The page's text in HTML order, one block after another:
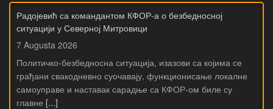
Радојевић са командантом КФОР-а о безбедносној
ситуацији у Северној Митровици
7 Augusta 2026
Политичко-безбедносна ситуација, изазови са којима се
грађани свакодневно суочавају, функционисање локалне
самоуправе и наставак сарадње са КФОР-ом биле су
главне [...]